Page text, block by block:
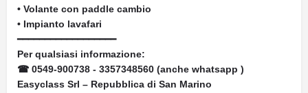
• Volante con paddle cambio
• Impianto lavafari
━━━━━━━━━━━━━━━━━━
Per qualsiasi informazione:
☎ 0549-900738 - 3357348560 (anche whatsapp )
Easyclass Srl – Repubblica di San Marino